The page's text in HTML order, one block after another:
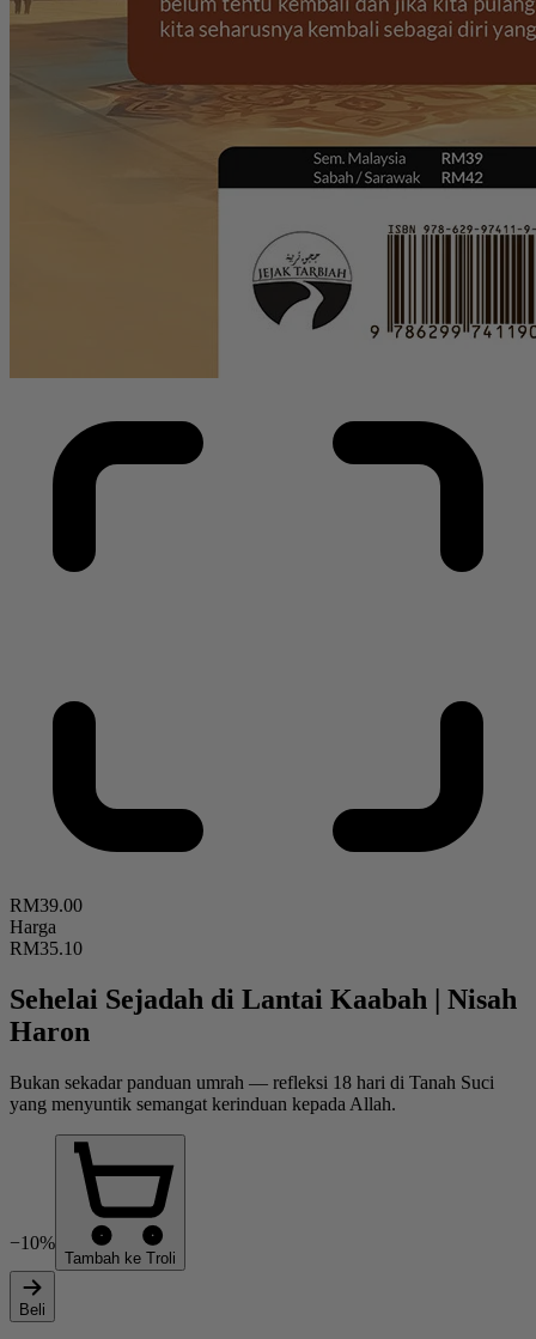
RM39.00
Harga
RM35.10
Sehelai Sejadah di Lantai Kaabah | Nisah
Haron
Bukan sekadar panduan umrah — refleksi 18 hari di Tanah Suci
yang menyuntik semangat kerinduan kepada Allah.
−10%
Tambah ke Troli
Beli